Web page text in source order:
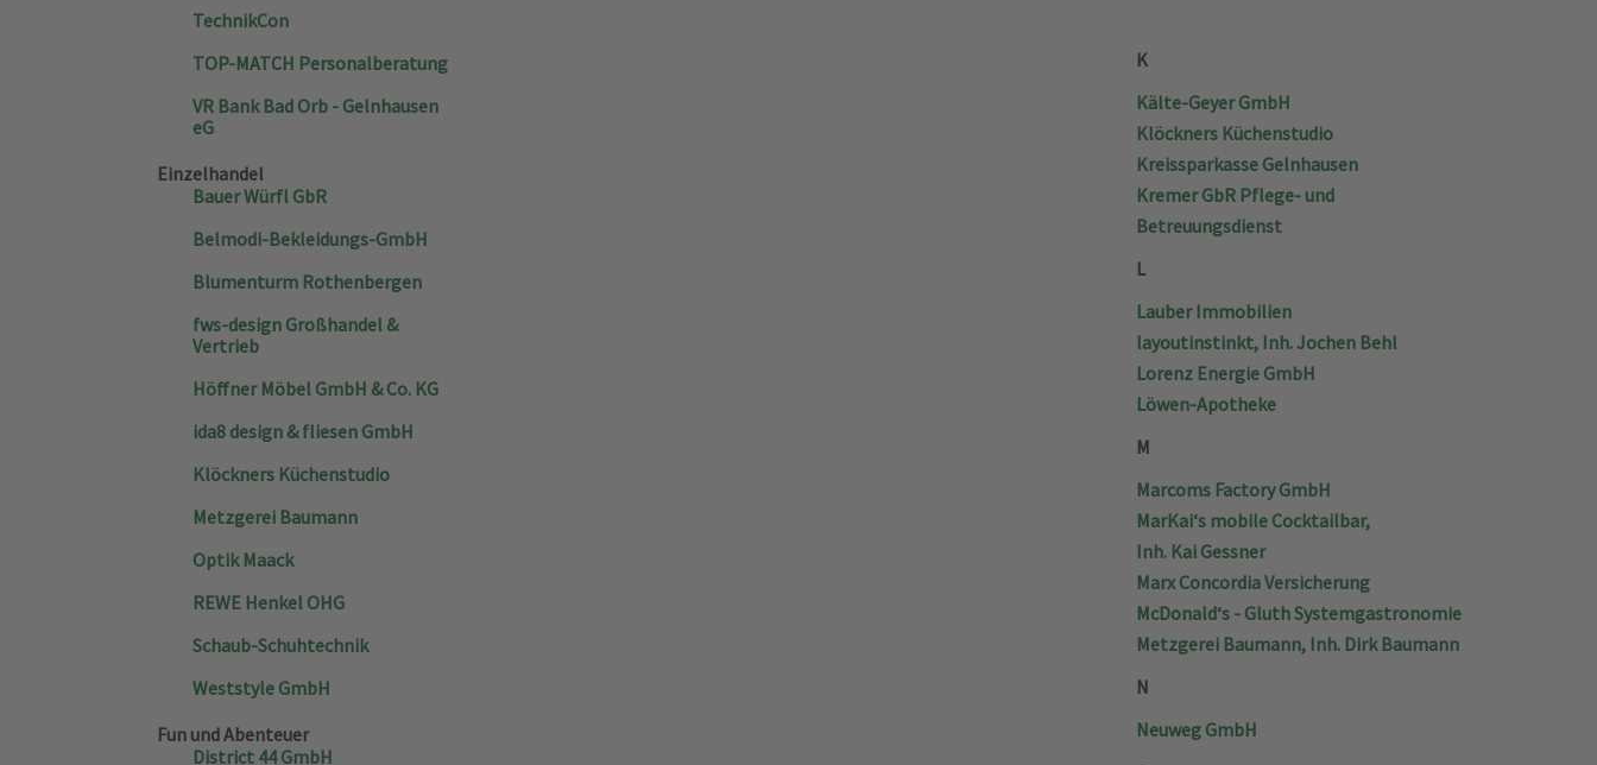
TechnikCon
TOP-MATCH Personalberatung
VR Bank Bad Orb - Gelnhausen
eG
Einzelhandel
Bauer Würfl GbR
Belmodi-Bekleidungs-GmbH
Blumenturm Rothenbergen
fws-design Großhandel &
Vertrieb
Höffner Möbel GmbH & Co. KG
ida8 design & fliesen GmbH
Klöckners Küchenstudio
Metzgerei Baumann
Optik Maack
REWE Henkel OHG
Schaub-Schuhtechnik
Weststyle GmbH
Fun und Abenteuer
District 44 GmbH
K
Kälte-Geyer GmbH
Klöckners Küchenstudio
Kreissparkasse Gelnhausen
Kremer GbR Pflege- und
Betreuungsdienst
L
Lauber Immobilien
layoutinstinkt, Inh. Jochen Behl
Lorenz Energie GmbH
Löwen-Apotheke
M
Marcoms Factory GmbH
MarKai‘s mobile Cocktailbar,
Inh. Kai Gessner
Marx Concordia Versicherung
McDonald‘s - Gluth Systemgastronomie
Metzgerei Baumann, Inh. Dirk Baumann
N
Neuweg GmbH